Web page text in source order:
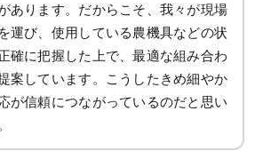
あります。だからこそ、我々が現場
運び、使用している農機具などの状
確に把握した上で、最適な組み合わ
案しています。こうしたきめ細やか
が信頼につながっているのだと思い